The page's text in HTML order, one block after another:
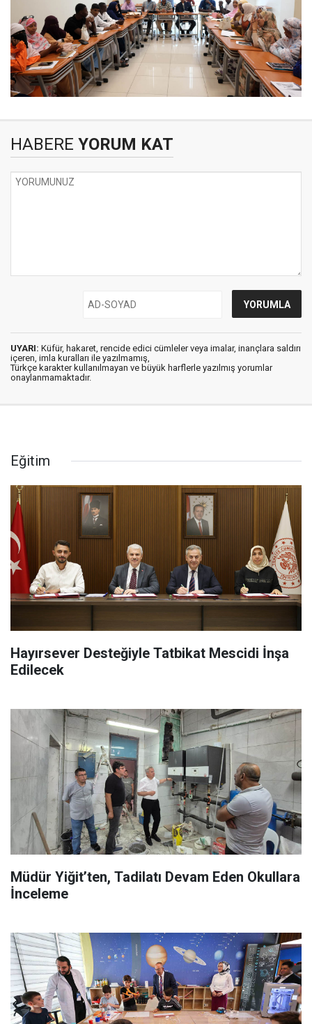
HABERE YORUM KAT
UYARI: Küfür, hakaret, rencide edici cümleler veya imalar, inançlara saldırı
içeren, imla kuralları ile yazılmamış,
Türkçe karakter kullanılmayan ve büyük harflerle yazılmış yorumlar
onaylanmamaktadır.
Eğitim
Hayırsever Desteğiyle Tatbikat Mescidi İnşa
Edilecek
Müdür Yiğit’ten, Tadilatı Devam Eden Okullara
İnceleme